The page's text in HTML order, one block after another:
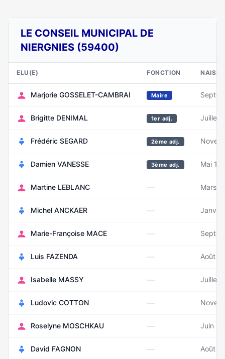
LE CONSEIL MUNICIPAL DE
NIERGNIES (59400)
ELU(E) FONCTION
Marjorie GOSSELET-CAMBRAI Maire
Brigitte DENIMAL 1er adj. Juillet
Frédéric SEGARD 2ème adj.
Damien VANESSE 3ème adj. Mai
Martine LEBLANC — Mars
Michel ANCKAER —
Marie-Françoise MACE —
Luis FAZENDA — Août
Isabelle MASSY — Juillet
Ludovic COTTON —
Roselyne MOSCHKAU — Juin
David FAGNON — Août